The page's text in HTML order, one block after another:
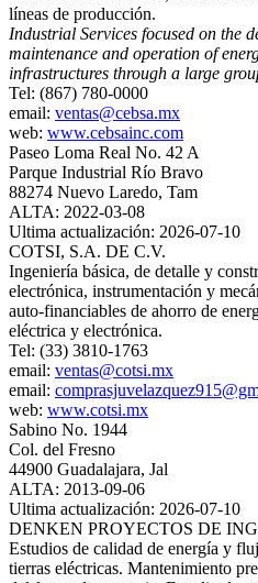
líneas de producción.
Industrial Services focused on the
maintenance and operation of
infrastructures through a large
Tel: (867) 780-0000
email: ventas@cebsa.mx
web: www.cebsainc.com
Paseo Loma Real No. 42 A
Parque Industrial Río Bravo
88274 Nuevo Laredo, Tam
ALTA: 2022-03-08
Ultima actualización: 2026-07-10
COTSI, S.A. DE C.V.
Ingeniería básica, de detalle y
electrónica, instrumentación y
auto-financiables de ahorro de
eléctrica y electrónica.
Tel: (33) 3810-1763
email: ventas@cotsi.mx
email:
web: www.cotsi.mx
Sabino No. 1944
Col. del Fresno
44900 Guadalajara, Jal
ALTA: 2013-09-06
Ultima actualización: 2026-07-10
DENKEN PROYECTOS DE
Estudios de calidad de energía y
tierras eléctricas. Mantenimiento